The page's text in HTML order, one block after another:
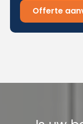
Offerte